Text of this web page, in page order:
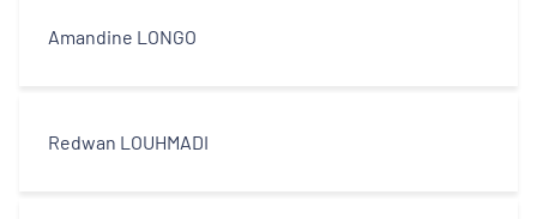
Amandine LONGO
Redwan LOUHMADI